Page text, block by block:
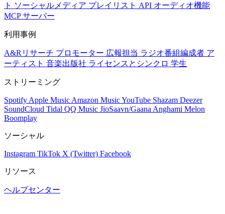
ト ソーシャルメディア プレイリスト API オーディオ機能
MCP サーバー
利用事例
A&Rリサーチ プロモーター 広報担当 ラジオ番組編成者 ア
ーティスト 音楽出版社 ライセンスとシンクロ 学生
ストリーミング
Spotify Apple Music Amazon MusicYouTube Shazam Deezer
SoundCloud Tidal QQ Music JioSaavn/Gaana Anghami Melon
Boomplay
ソーシャル
Instagram TikTok X (Twitter) Facebook
リソース
ヘルプセンター